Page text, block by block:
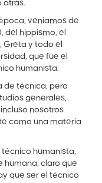
atrás.
veníamos de
del hippismo, el
Greta y todo el
que fue el
humanista.
de técnica, pero
generales,
nosotros
como una materia
técnico humanista,
humana, claro que
que ser el técnico